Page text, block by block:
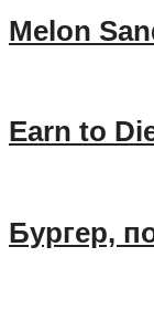
Melon
Earn to
Бургер,